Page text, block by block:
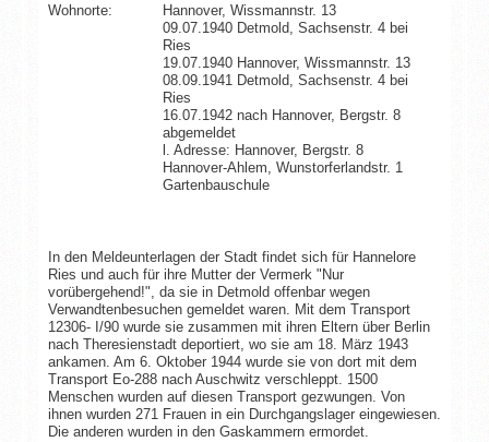
Wohnorte:
Hannover, Wissmannstr. 13
09.07.1940 Detmold, Sachsenstr. 4 bei
Ries
19.07.1940 Hannover, Wissmannstr. 13
08.09.1941 Detmold, Sachsenstr. 4 bei
Ries
16.07.1942 nach Hannover, Bergstr. 8
abgemeldet
l. Adresse: Hannover, Bergstr. 8
Hannover-Ahlem, Wunstorferlandstr. 1
Gartenbauschule
In den Meldeunterlagen der Stadt findet sich für Hannelore
Ries und auch für ihre Mutter der Vermerk "Nur
vorübergehend!", da sie in Detmold offenbar wegen
Verwandtenbesuchen gemeldet waren. Mit dem Transport
12306- I/90 wurde sie zusammen mit ihren Eltern über Berlin
nach Theresienstadt deportiert, wo sie am 18. März 1943
ankamen. Am 6. Oktober 1944 wurde sie von dort mit dem
Transport Eo-288 nach Auschwitz verschleppt. 1500
Menschen wurden auf diesen Transport gezwungen. Von
ihnen wurden 271 Frauen in ein Durchgangslager eingewiesen.
Die anderen wurden in den Gaskammern ermordet.